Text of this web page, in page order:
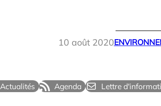
10 août 2020
Actualités Agenda Lettre